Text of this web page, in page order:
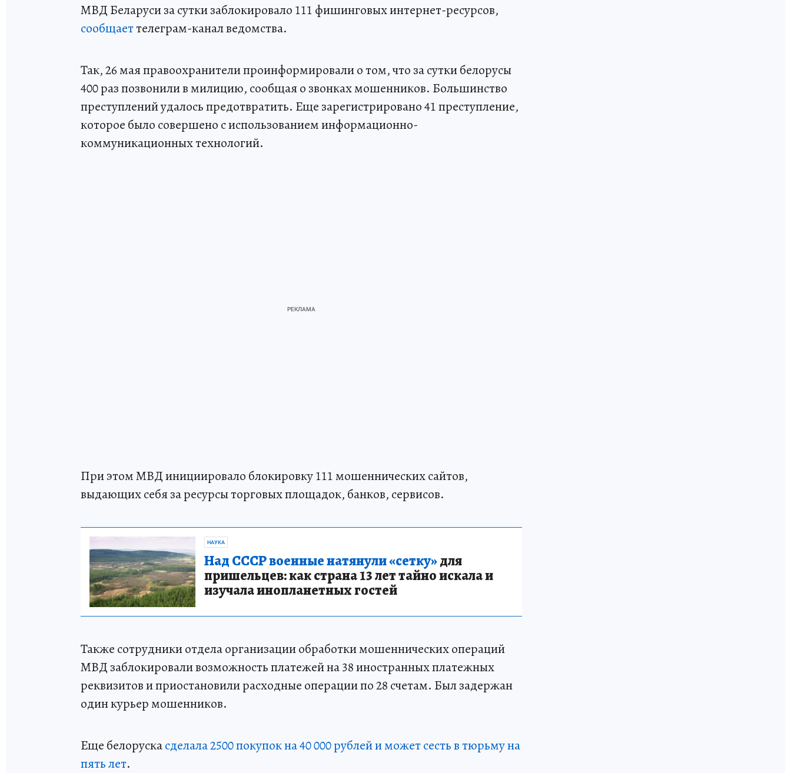
МВД Беларуси за сутки заблокировало 111 фишинговых интернет-ресурсов,
сообщаеттелеграм-канал ведомства.
Так, 26 мая правоохранители проинформировали о том, что за сутки белорусы
400 раз позвонили в милицию, сообщая о звонках мошенников. Большинство
преступлений удалось предотвратить. Еще зарегистрировано 41 преступление,
которое было совершено с использованием информационно-
коммуникационных технологий.
При этом МВД инициировало блокировку 111 мошеннических сайтов,
выдающих себя за ресурсы торговых площадок, банков, сервисов.
НАУКА
Над СССР военные натянули «сетку»для
пришельцев: как страна 13 лет тайно искала и
изучала инопланетных гостей
Также сотрудники отдела организации обработки мошеннических операций
МВД заблокировали возможность платежей на 38 иностранных платежных
реквизитов и приостановили расходные операции по 28 счетам. Был задержан
один курьер мошенников.
Еще белорускасделала 2500 покупок на 40 000 рублей и может сесть в тюрьму на
пять лет.